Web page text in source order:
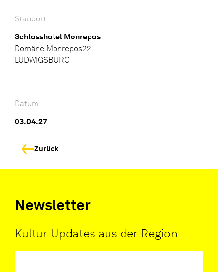
Standort
Schlosshotel Monrepos
Domäne Monrepos22
LUDWIGSBURG
Datum
03.04.27
Zurück
Newsletter
Kultur-Updates aus der Region